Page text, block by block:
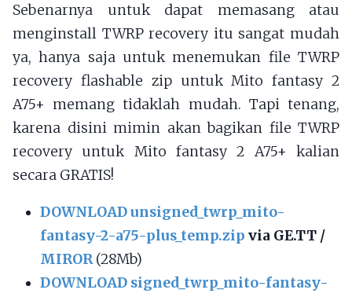
Sebenarnya untuk dapat memasang atau
menginstall TWRP recovery itu sangat mudah
ya, hanya saja untuk menemukan file TWRP
recovery flashable zip untuk Mito fantasy 2
A75+ memang tidaklah mudah. Tapi tenang,
karena disini mimin akan bagikan file TWRP
recovery untuk Mito fantasy 2 A75+ kalian
secara GRATIS!
DOWNLOAD unsigned_twrp_mito-
fantasy-2-a75-plus_temp.zip via GE.TT /
MIROR(28Mb)
DOWNLOAD signed_twrp_mito-fantasy-